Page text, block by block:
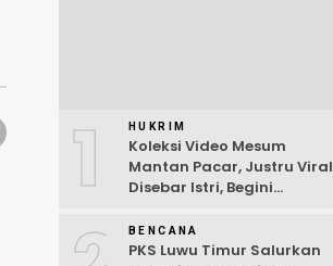
1 HUKRIM
Koleksi Video Mesum
Mantan Pacar, Justru Viral
Disebar Istri, Begini
BENCANA
PKS Luwu Timur Salurkan